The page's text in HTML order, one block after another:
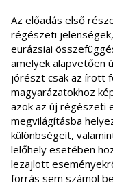
Az előadás első
régészeti
eurázsiai
amelyek alapvetően
jórészt csak az írott
magyarázatokhoz
azok az új régészeti
megvilágításba
különbségeit,
lelőhely esetében
lezajlott
forrás sem számol